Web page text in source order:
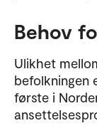
Behov
Ulikhet
befolkningen
første i